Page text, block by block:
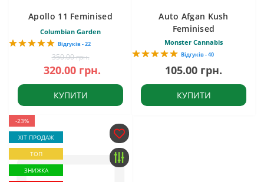
Apollo 11 Feminised
Columbian Garden
Відгуків - 22
350.00 грн.
320.00 грн.
КУПИТИ
Auto Afgan Kush
Feminised
Monster Cannabis
Відгуків - 40
105.00 грн.
КУПИТИ
-23%
ХІТ ПРОДАЖ
ТОП
ЗНИЖКА